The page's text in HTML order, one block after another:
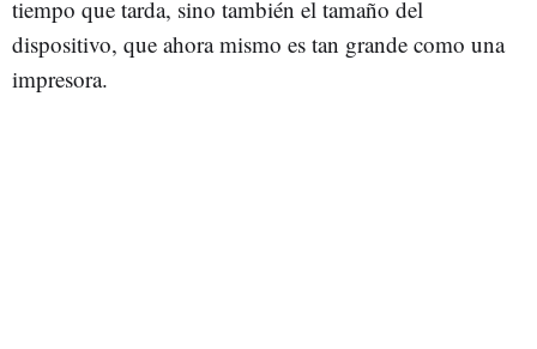
tiempo que tarda, sino también el tamaño del
dispositivo, que ahora mismo es tan grande como una
impresora.